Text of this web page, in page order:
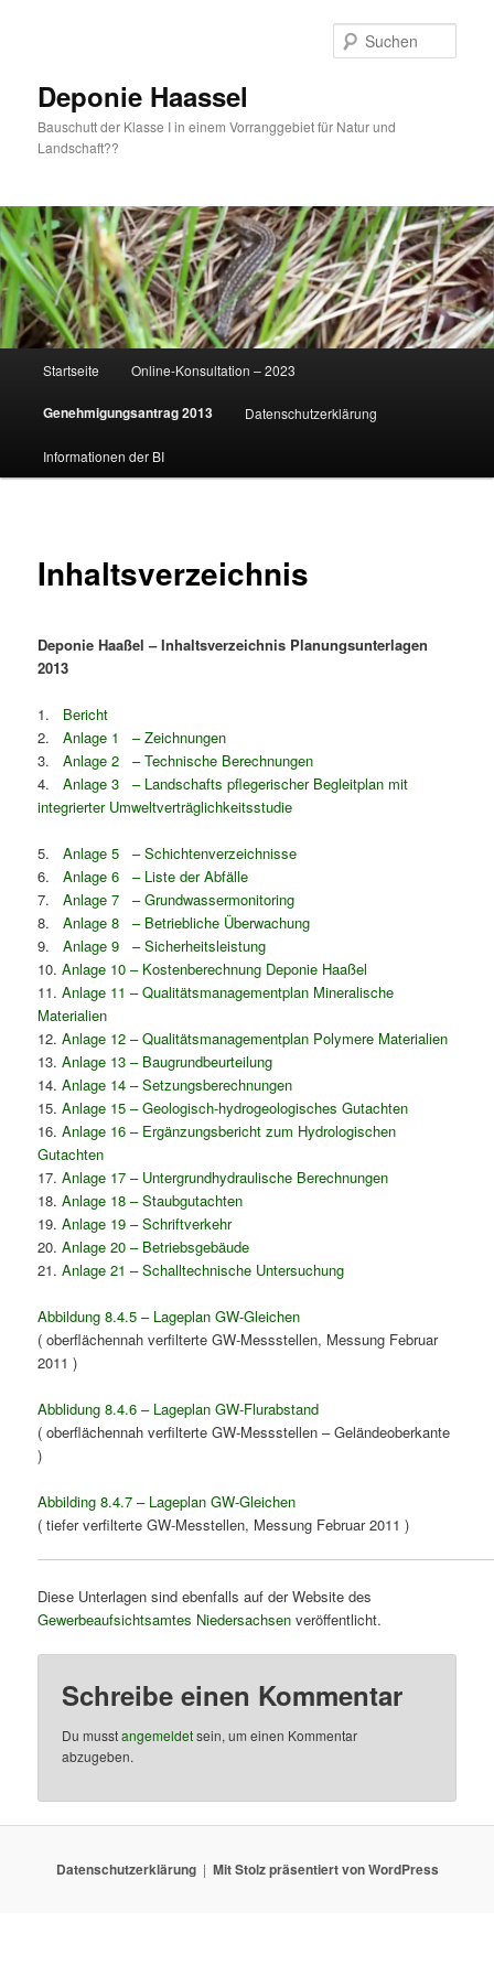
Deponie Haassel
Bauschutt der Klasse I in einem Vorranggebiet für Natur und
Landschaft??
Startseite Online-Konsultation – 2023
Genehmigungsantrag 2013 Datenschutzerklärung
Informationen der BI
Inhaltsverzeichnis
Deponie Haaßel – Inhaltsverzeichnis Planungsunterlagen
2013
1. Bericht
2.Anlage 1 – Zeichnungen
3.Anlage 2 – Technische Berechnungen
4.
Anlage 3 – Landschafts pflegerischer Begleitplan mit
integrierter Umweltverträglichkeitsstudie
5.Anlage 5 – Schichtenverzeichnisse
6.Anlage 6 – Liste der Abfälle
7.Anlage 7 – Grundwassermonitoring
8.Anlage 8 – Betriebliche Überwachung
9.Anlage 9 – Sicherheitsleistung
10.Anlage 10 – Kostenberechnung Deponie Haaßel
11.Anlage 11 – Qualitätsmanagementplan Mineralische
Materialien
12.Anlage 12 – Qualitätsmanagementplan Polymere Materialien
13.Anlage 13 – Baugrundbeurteilung
14.Anlage 14 – Setzungsberechnungen
15.Anlage 15 – Geologisch-hydrogeologisches Gutachten
16.Anlage 16 – Ergänzungsbericht zum Hydrologischen
Gutachten
17.Anlage 17 – Untergrundhydraulische Berechnungen
18.Anlage 18 – Staubgutachten
19.Anlage 19 – Schriftverkehr
20.Anlage 20 – Betriebsgebäude
21.Anlage 21 – Schalltechnische Untersuchung
Abbildung 8.4.5 – Lageplan GW-Gleichen
( oberflächennah verfilterte GW-Messstellen, Messung Februar
2011 )
Abblidung 8.4.6 – Lageplan GW-Flurabstand
( oberflächennah verfilterte GW-Messstellen – Geländeoberkante
)
Abbilding 8.4.7 – Lageplan GW-Gleichen
( tiefer verfilterte GW-Messtellen, Messung Februar 2011 )
Diese Unterlagen sind ebenfalls auf der Website des
Gewerbeaufsichtsamtes Niedersachsenveröffentlicht.
Schreibe einen Kommentar
Du musstangemeldetsein, um einen Kommentar
abzugeben.
Datenschutzerklärung Mit Stolz präsentiert von WordPress